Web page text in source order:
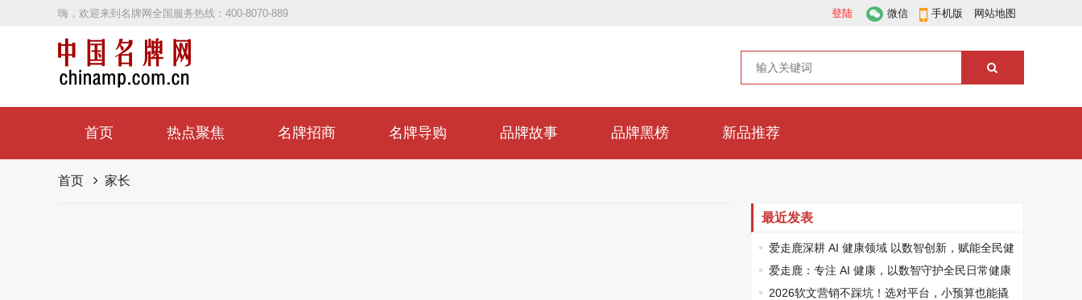
嗨，欢迎来到名牌网全国服务热线：400-8070-889 登陆 微信 手机版 网站地图
首页 热点聚焦 名牌招商 名牌导购 品牌故事 品牌黑榜 新品推荐
首页 家长
最近发表
爱走鹿深耕 AI 健康领域 以数智创新，赋能全民健
康爱走鹿：专注 AI 健康，以数智守护全民日常健康
生活2026软文营销不踩坑！选对平台，小预算也能撬